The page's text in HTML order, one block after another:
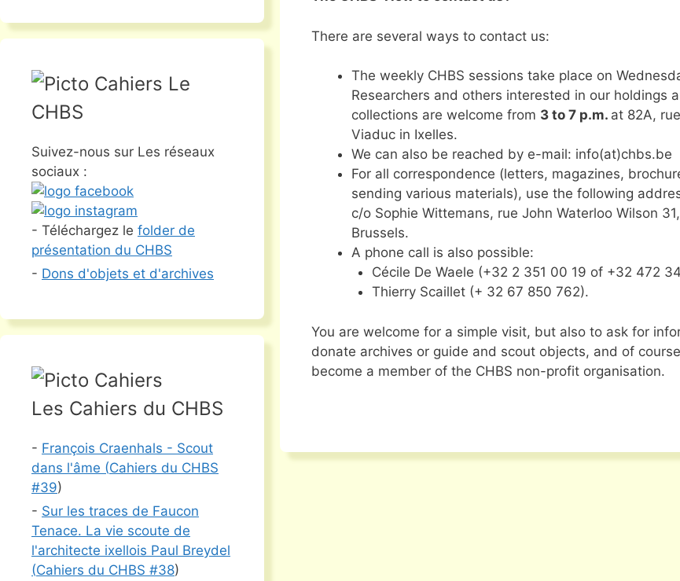
There are several ways to contact us:
The weekly CHBS sessions take place on
Researchers and others interested in our holdings
collections are welcome from 3 to 7 p.m. at 82A,
Viaduc in Ixelles.
We can also be reached by e-mail: info(at)chbs.be
For all correspondence (letters, magazines,
sending various materials), use the following
c/o Sophie Wittemans, rue John Waterloo Wilson
Brussels.
A phone call is also possible:
Cécile De Waele (+32 2 351 00 19 of +32 472
Thierry Scaillet (+ 32 67 850 762).
You are welcome for a simple visit, but also to ask for
donate archives or guide and scout objects, and of
become a member of the CHBS non-profit organisation.
Le
CHBS
Suivez-nous sur Les réseaux
sociaux :
- Téléchargez le folder de
présentation du CHBS
- Dons d'objets et d'archives
Les Cahiers du CHBS
- François Craenhals - Scout
dans l'âme (Cahiers du CHBS
#39)
- Sur les traces de Faucon
Tenace. La vie scoute de
l'architecte ixellois Paul Breydel
(Cahiers du CHBS #38)